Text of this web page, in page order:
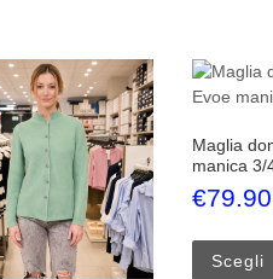
Maglia
manica 3/
€79.90
Scegli